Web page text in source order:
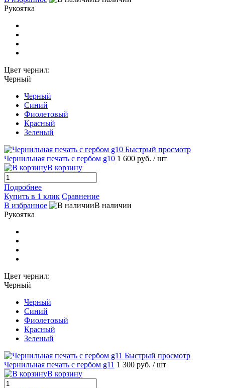
Рукоятка
Цвет чернил:
Черный
Черный
Синий
Фиолетовый
Красный
Зеленый
Быстрый просмотр
Чернильная печать с гербом g10 1 600 руб. / шт
В корзину
Подробнее
Купить в 1 клик Сравнение
В избранное
В наличии
Рукоятка
Цвет чернил:
Черный
Черный
Синий
Фиолетовый
Красный
Зеленый
Быстрый просмотр
Чернильная печать с гербом g11 1 300 руб. / шт
В корзину